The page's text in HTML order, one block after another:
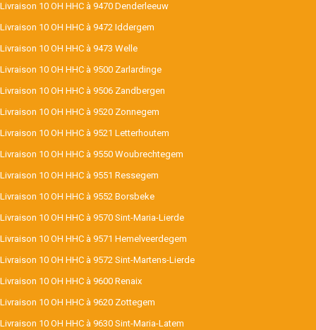
Livraison 10 OH HHC à 9470 Denderleeuw
Livraison 10 OH HHC à 9472 Iddergem
Livraison 10 OH HHC à 9473 Welle
Livraison 10 OH HHC à 9500 Zarlardinge
Livraison 10 OH HHC à 9506 Zandbergen
Livraison 10 OH HHC à 9520 Zonnegem
Livraison 10 OH HHC à 9521 Letterhoutem
Livraison 10 OH HHC à 9550 Woubrechtegem
Livraison 10 OH HHC à 9551 Ressegem
Livraison 10 OH HHC à 9552 Borsbeke
Livraison 10 OH HHC à 9570 Sint-Maria-Lierde
Livraison 10 OH HHC à 9571 Hemelveerdegem
Livraison 10 OH HHC à 9572 Sint-Martens-Lierde
Livraison 10 OH HHC à 9600 Renaix
Livraison 10 OH HHC à 9620 Zottegem
Livraison 10 OH HHC à 9630 Sint-Maria-Latem